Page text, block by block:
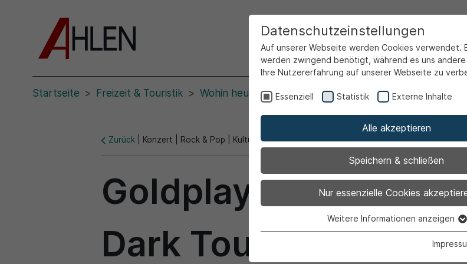
Startseite Freizeit & Touristik Wohin heute?
Zurück Konzert | Rock & Pop | Kultur
Goldplay.live -
Dark Tour
Datenschutzeinstellungen
Auf unserer Webseite werden Cookies verwendet.
werden zwingend benötigt, während es uns andere
Ihre Nutzererfahrung auf unserer Webseite zu
Essenziell Statistik Externe Inhalte
Alle akzeptieren
Speichern & schließen
Nur essenzielle Cookies
Essenzielle Cookies werden für grundlegende
Weitere Informationen anzeigen